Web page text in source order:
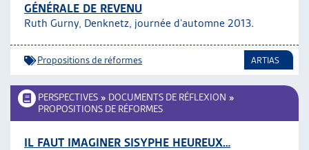
GÉNÉRALE DE REVENU
Ruth Gurny, Denknetz, journée d’automne 2013.
Propositions de réformes ARTIAS
PERSPECTIVES » DOCUMENTS DE RÉFLEXION »
PROPOSITIONS DE RÉFORMES
IL FAUT IMAGINER SISYPHE HEUREUX…